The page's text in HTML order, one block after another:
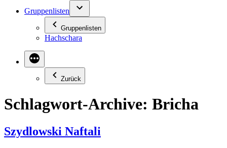
Gruppenlisten
Gruppenlisten
Hachschara
Zurück
Schlagwort-Archive: Bricha
Szydlowski Naftali